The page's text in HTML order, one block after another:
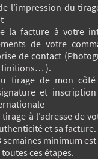
l’impression du
la facture à votre
de votre
de contact
finitions… ).
tirage de mon
et
à l’adresse de
et sa facture.
semaines minimum
ces étapes.